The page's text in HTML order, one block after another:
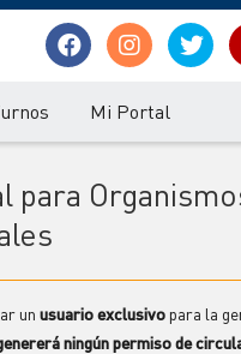
Mi Portal
un usuario exclusivo para la
ningún permiso de